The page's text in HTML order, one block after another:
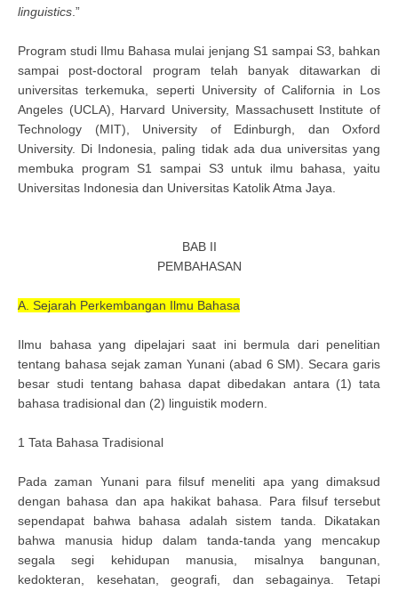
linguistics .”
Program studi Ilmu Bahasa mulai jenjang S1 sampai S3, bahkan
sampai post-doctoral program telah banyak ditawarkan di
universitas terkemuka, seperti University of California in Los
Angeles (UCLA), Harvard University, Massachusett Institute of
Technology (MIT), University of Edinburgh, dan Oxford
University. Di Indonesia, paling tidak ada dua universitas yang
membuka program S1 sampai S3 untuk ilmu bahasa, yaitu
Universitas Indonesia dan Universitas Katolik Atma Jaya.
BAB II
PEMBAHASAN
A. Sejarah Perkembangan Ilmu Bahasa
Ilmu bahasa yang dipelajari saat ini bermula dari penelitian
tentang bahasa sejak zaman Yunani (abad 6 SM). Secara garis
besar studi tentang bahasa dapat dibedakan antara (1) tata
bahasa tradisional dan (2) linguistik modern.
1 Tata Bahasa Tradisional
Pada zaman Yunani para filsuf meneliti apa yang dimaksud
dengan bahasa dan apa hakikat bahasa. Para filsuf tersebut
sependapat bahwa bahasa adalah sistem tanda. Dikatakan
bahwa manusia hidup dalam tanda-tanda yang mencakup
segala segi kehidupan manusia, misalnya bangunan,
kedokteran, kesehatan, geografi, dan sebagainya. Tetapi